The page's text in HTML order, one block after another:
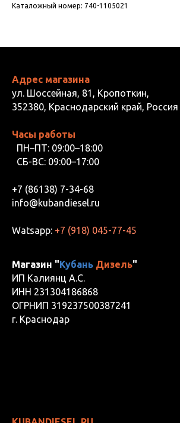
Каталожный номер: 740-1105021
Адрес магазина
ул. Шоссейная, 81, Кропоткин,
352380, Краснодарский край, Россия
Часы работы
ПН–ПТ: 09:00–18:00
СБ-ВС: 09:00–17:00
+7 (86138) 7-34-68
info@kubandiesel.ru
Watsapp: +7 (918) 045-77-45
Магазин "Кубань Дизель"
ИП Калиянц А.С.
ИНН 231304186868
ОГРНИП 319237500387241
г. Краснодар